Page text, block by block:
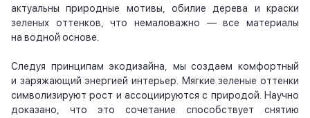
актуальны природные мотивы, обилие дерева и краски
зеленых оттенков, что немаловажно — все материалы
на водной основе.
Следуя принципам экодизайна, мы создаем комфортный
и заряжающий энергией интерьер. Мягкие зеленые оттенки
символизируют рост и ассоциируются с природой. Научно
доказано, что это сочетание способствует снятию